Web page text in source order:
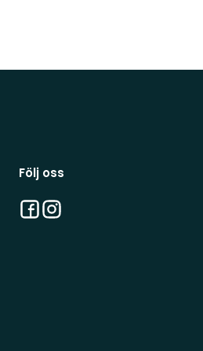
Följ oss
Facebook
Instagram